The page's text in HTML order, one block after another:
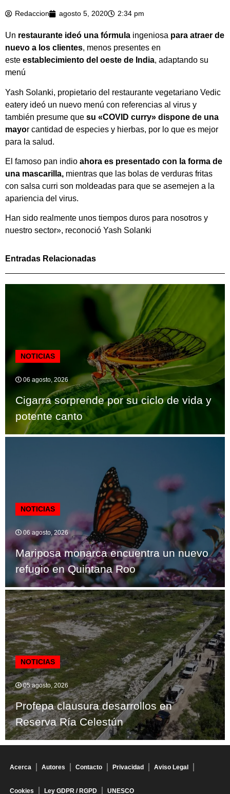
Redaccion agosto 5, 2020 2:34 pm
Un restaurante ideó una fórmula ingeniosa para atraer de
nuevo a los clientes, menos presentes en
este establecimiento del oeste de India, adaptando su
menú
Yash Solanki, propietario del restaurante vegetariano Vedic
eatery ideó un nuevo menú con referencias al virus y
también presume que su «COVID curry» dispone de una
mayor cantidad de especies y hierbas, por lo que es mejor
para la salud.
El famoso pan indio ahora es presentado con la forma de
una mascarilla, mientras que las bolas de verduras fritas
con salsa curri son moldeadas para que se asemejen a la
apariencia del virus.
Han sido realmente unos tiempos duros para nosotros y
nuestro sector», reconoció Yash Solanki
Entradas Relacionadas
NOTICIAS
06 agosto, 2026
Cigarra sorprende por su ciclo de vida y
potente canto
NOTICIAS
06 agosto, 2026
Mariposa monarca encuentra un nuevo
refugio en Quintana Roo
NOTICIAS
05 agosto, 2026
Profepa clausura desarrollos en
Reserva Ría Celestún
Acerca Autores Contacto Privacidad Aviso Legal
Cookies Ley GDPR / RGPD UNESCO